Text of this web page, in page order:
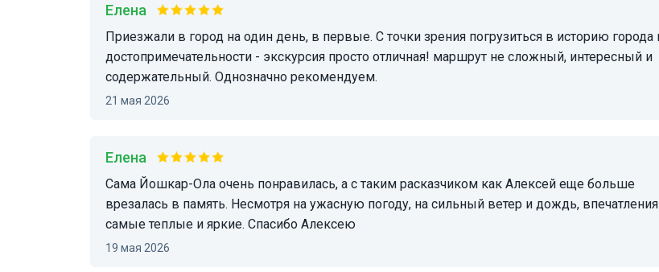
Елена
Приезжали в город на один день, в первые. С точки зрения погрузиться в историю города и
достопримечательности - экскурсия просто отличная! маршрут не сложный, интересный и
содержательный. Однозначно рекомендуем.
21 мая 2026
Елена
Сама Йошкар-Ола очень понравилась, а с таким расказчиком как Алексей еще больше
врезалась в память. Несмотря на ужасную погоду, на сильный ветер и дождь, впечатления
самые теплые и яркие. Спасибо Алексею
19 мая 2026